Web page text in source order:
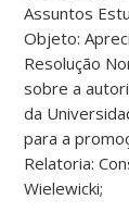
Assuntos
Objeto:
Resolução
sobre a
da
para a
Relatoria:
Wielewicki;